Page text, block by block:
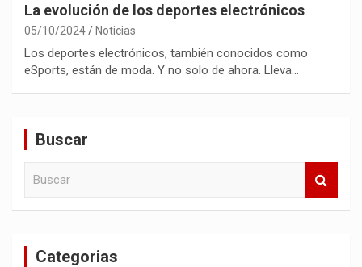
La evolución de los deportes electrónicos
05/10/2024 Noticias
Los deportes electrónicos, también conocidos como
eSports, están de moda. Y no solo de ahora. Lleva…
Buscar
Categorias